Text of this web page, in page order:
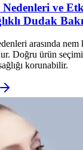
Nedenleri ve
Dudak
arasında
Doğru ürün
korunabilir.